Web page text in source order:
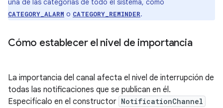
una de las categorías de todo el sistema, como
CATEGORY_ALARM o CATEGORY_REMINDER.
Cómo establecer el nivel de importancia
La importancia del canal afecta el nivel de interrupción de
todas las notificaciones que se publican en él.
Especifícalo en el constructor NotificationChannel